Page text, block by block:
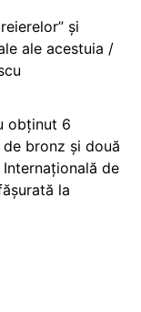
și
ale acestuia /
obținut 6
bronz și două
de
la